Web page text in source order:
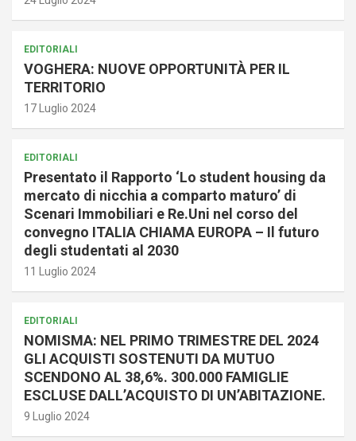
EDITORIALI
VOGHERA: NUOVE OPPORTUNITÀ PER IL
TERRITORIO
17 Luglio 2024
EDITORIALI
Presentato il Rapporto ‘Lo student housing da
mercato di nicchia a comparto maturo’ di
Scenari Immobiliari e Re.Uni nel corso del
convegno ITALIA CHIAMA EUROPA – Il futuro
degli studentati al 2030
11 Luglio 2024
EDITORIALI
NOMISMA: NEL PRIMO TRIMESTRE DEL 2024
GLI ACQUISTI SOSTENUTI DA MUTUO
SCENDONO AL 38,6%. 300.000 FAMIGLIE
ESCLUSE DALL’ACQUISTO DI UN’ABITAZIONE.
9 Luglio 2024